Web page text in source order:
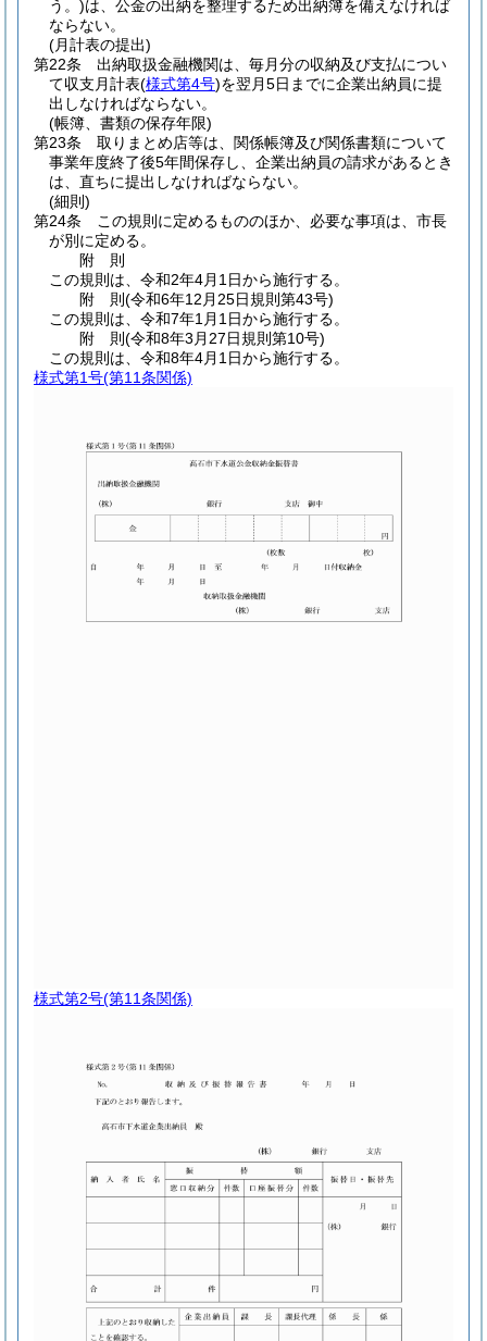
う。)は、公金の出納を整理するため出納簿を備えなければ
ならない。
(月計表の提出)
第22条
出納取扱金融機関は、毎月分の収納及び支払につい
て収支月計表(様式第4号)を翌月5日までに企業出納員に提
出しなければならない。
(帳簿、書類の保存年限)
第23条
取りまとめ店等は、関係帳簿及び関係書類について
事業年度終了後5年間保存し、企業出納員の請求があるとき
は、直ちに提出しなければならない。
(細則)
第24条
この規則に定めるもののほか、必要な事項は、市長
が別に定める。
附 則
この規則は、令和2年4月1日から施行する。
附 則(令和6年12月25日規則第43号)
この規則は、令和7年1月1日から施行する。
附 則(令和8年3月27日規則第10号)
この規則は、令和8年4月1日から施行する。
様式第1号(第11条関係)
様式第2号(第11条関係)